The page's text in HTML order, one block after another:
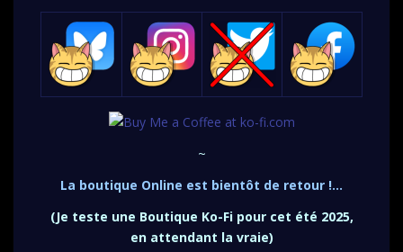
~
La boutique Online est bientôt de retour !…
(Je teste une Boutique Ko-Fi pour cet été 2025,
en attendant la vraie)